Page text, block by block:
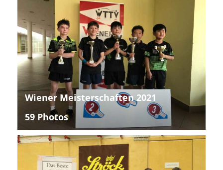
Wiener Meisterschaften 2021
59 Photos